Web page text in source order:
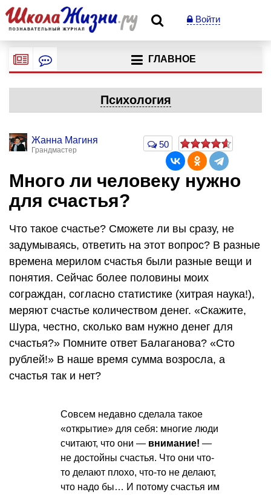
Войти
ГЛАВНОЕ
Психология
Жанна Магиня
Грандмастер
50
Много ли человеку нужно
для счастья?
Что такое счастье? Сможете ли вы сразу, не
задумываясь, ответить на этот вопрос? В разные
времена мерилом счастья были разные вещи и
понятия. Сейчас более половины моих
сограждан, согласно статистике (хитрая наука!),
меряют счастье количеством денег. «Скажите,
Шура, честно, сколько вам нужно денег для
счастья?» Помните ответ Балаганова? «Сто
рублей!» В наше время сумма возросла, а
счастья так и нет?
Совсем недавно сделала такое
«открытие» для себя: многие люди
считают, что они — внимание! —
не достойны счастья. Что они что-
то делают плохо, что-то не делают,
что надо бы… И потому счастья им